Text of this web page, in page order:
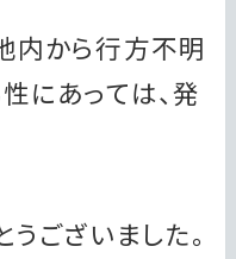
内から行方不明
にあっては、発
ございました。